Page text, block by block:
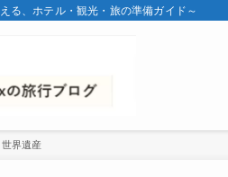
る、ホテル・観光・旅の準備ガイド～
界遺産